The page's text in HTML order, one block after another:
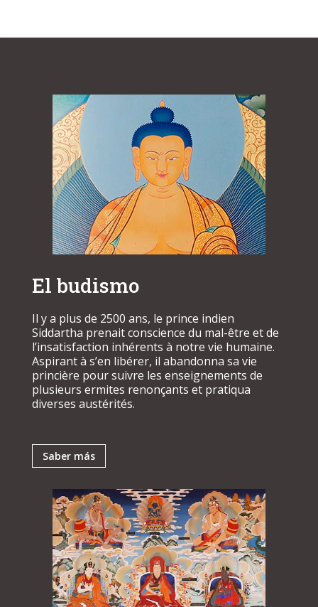
El budismo
Il y a plus de 2500 ans, le prince indien
Siddartha prenait conscience du mal-être et de
l’insatisfaction inhérents à notre vie humaine.
Aspirant à s’en libérer, il abandonna sa vie
princière pour suivre les enseignements de
plusieurs ermites renonçants et pratiqua
diverses austérités.
Saber más